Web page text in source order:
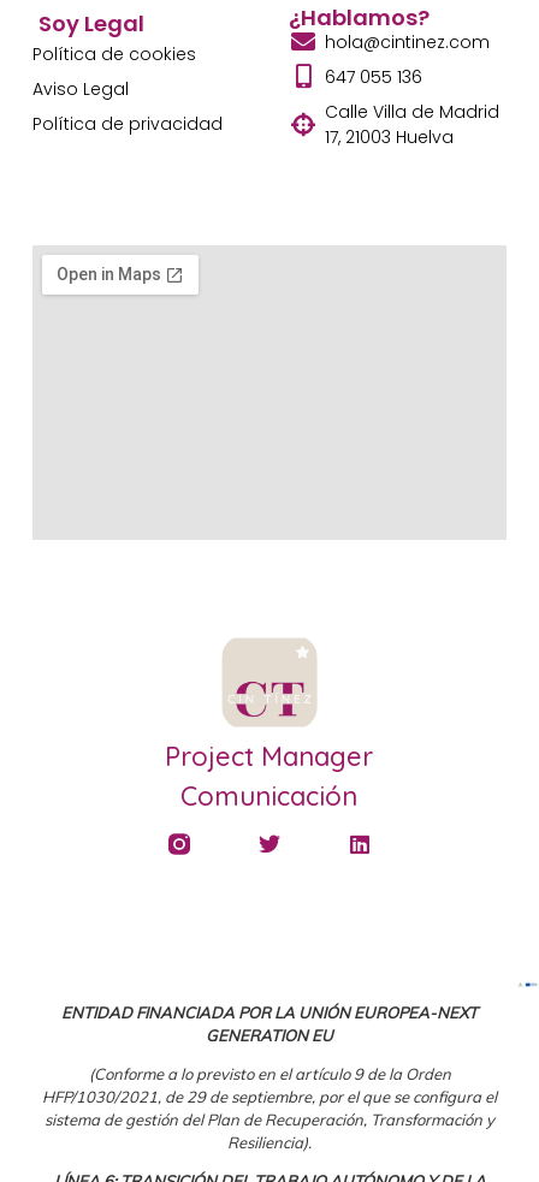
Project Manager
Comunicación
Soy Legal
Política de cookies
Aviso Legal
Política de privacidad
¿Hablamos?
hola@cintinez.com
647 055 136
Calle Villa de Madrid
17, 21003 Huelva
ENTIDAD FINANCIADA POR LA UNIÓN EUROPEA-NEXT
GENERATION EU
(Conforme a lo previsto en el artículo 9 de la Orden
HFP/1030/2021, de 29 de septiembre, por el que se configura el
sistema de gestión del Plan de Recuperación, Transformación y
Resiliencia).